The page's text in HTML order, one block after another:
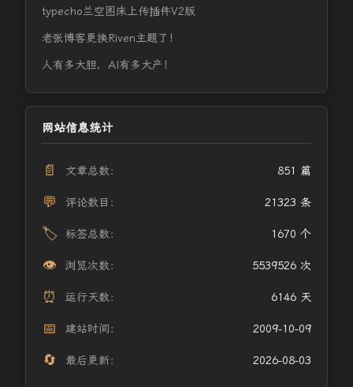
typecho兰空图床上传插件V2版
老张博客更换Riven主题了！
人有多大胆，AI有多大产！
网站信息统计
📄 文章总数： 851 篇
💬 评论数目： 21323 条
🏷️ 标签总数： 1670 个
👁️ 浏览次数： 5539526 次
⏰ 运行天数： 6146 天
📅 建站时间： 2009-10-09
🔄 最后更新： 2026-08-03